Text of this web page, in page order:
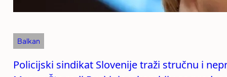
Balkan
Policijski sindikat Slovenije traži stručnu i